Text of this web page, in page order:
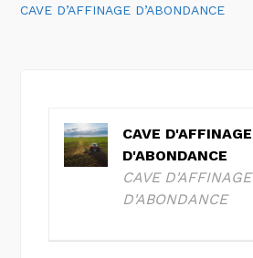
CAVE D’AFFINAGE D’ABONDANCE
CAVE D'AFFINAGE
D'ABONDANCE
CAVE D'AFFINAGE
D'ABONDANCE